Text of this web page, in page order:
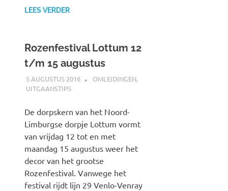
LEES VERDER
Rozenfestival Lottum 12
t/m 15 augustus
5 AUGUSTUS 2016 JOHAN
OMLEIDINGEN,
UITGAANSTIPS
De dorpskern van het Noord-
Limburgse dorpje Lottum vormt
van vrijdag 12 tot en met
maandag 15 augustus weer het
decor van het grootse
Rozenfestival. Vanwege het
festival rijdt lijn 29 Venlo-Venray